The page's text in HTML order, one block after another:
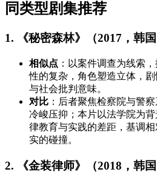
同类型剧集推荐
1. 《秘密森林》（2017，韩国
相似点 ：以案件调查为线索
性的复杂，角色塑造立体，
与社会批判意味。
对比 ：后者聚焦检察院与警
冷峻压抑；本片以法学院为
律教育与实践的差距，基调
实的碰撞。
2. 《金装律师》（2018，韩国